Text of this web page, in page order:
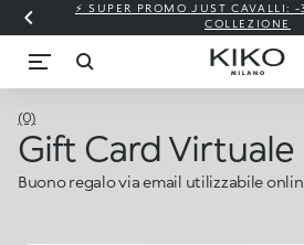
⚡ SUPER PROMO JUST CAVALLI:
COLLEZIONE
(0)
Gift Card Virtuale
Buono regalo via email utilizzabile